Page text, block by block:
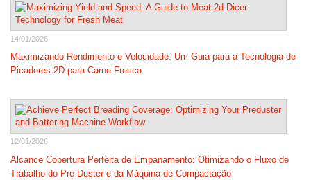
14/01/2026
Maximizando Rendimento e Velocidade: Um Guia para a Tecnologia de
Picadores 2D para Carne Fresca
12/01/2026
Alcance Cobertura Perfeita de Empanamento: Otimizando o Fluxo de
Trabalho do Pré-Duster e da Máquina de Compactação